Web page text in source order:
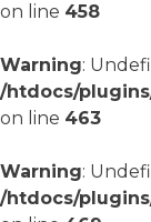
on line 458
Warning:
/htdocs/
on line 463
Warning:
/htdocs/